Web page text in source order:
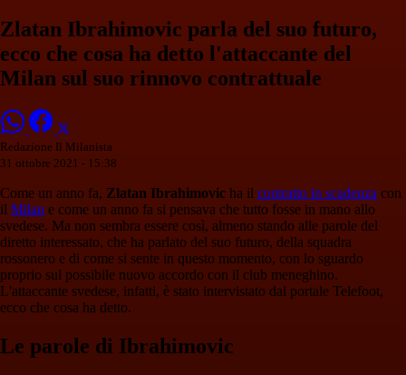
Zlatan Ibrahimovic parla del suo futuro,
ecco che cosa ha detto l'attaccante del
Milan sul suo rinnovo contrattuale
Redazione Il Milanista
31 ottobre 2021 - 15:38
Come un anno fa, Zlatan Ibrahimovic ha il contratto in scadenza con
il Milan e come un anno fa si pensava che tutto fosse in mano allo
svedese. Ma non sembra essere così, almeno stando alle parole del
diretto interessato, che ha parlato del suo futuro, della squadra
rossonero e di come si sente in questo momento, con lo sguardo
proprio sul possibile nuovo accordo con il club meneghino.
L'attaccante svedese, infatti, è stato intervistato dal portale Telefoot,
ecco che cosa ha detto.
Le parole di Ibrahimovic